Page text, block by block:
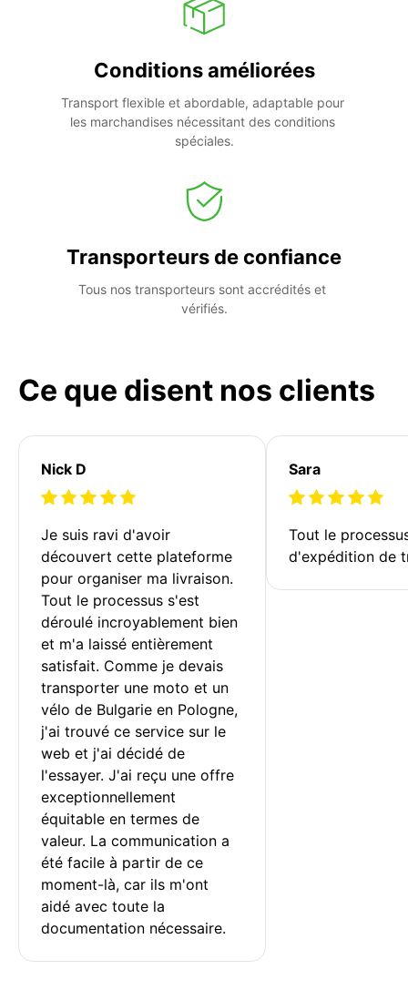
Conditions améliorées
Transport flexible et abordable, adaptable pour
les marchandises nécessitant des conditions
spéciales.
Transporteurs de confiance
Tous nos transporteurs sont accrédités et
vérifiés.
Ce que disent nos clients
Nick D
Je suis ravi d'avoir
découvert cette plateforme
pour organiser ma livraison.
Tout le processus s'est
déroulé incroyablement bien
et m'a laissé entièrement
satisfait. Comme je devais
transporter une moto et un
vélo de Bulgarie en Pologne,
j'ai trouvé ce service sur le
web et j'ai décidé de
l'essayer. J'ai reçu une offre
exceptionnellement
équitable en termes de
valeur. La communication a
été facile à partir de ce
moment-là, car ils m'ont
aidé avec toute la
documentation nécessaire.
Sara
Tout le
d'expédition de